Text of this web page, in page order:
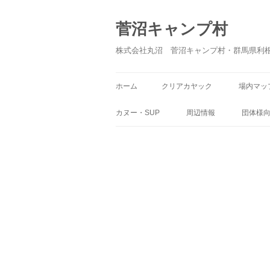
菅沼キャンプ村
株式会社丸沼 菅沼キャンプ村・群馬県利
ホーム クリアカヤック 場内マッ
カヌー・SUP 周辺情報 団体様